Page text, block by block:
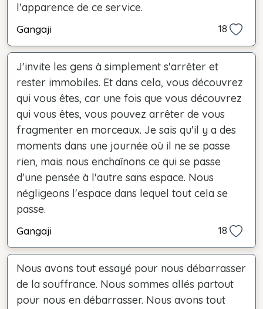
l'apparence de ce service.
Gangaji 18
J'invite les gens à simplement s'arrêter et
rester immobiles. Et dans cela, vous découvrez
qui vous êtes, car une fois que vous découvrez
qui vous êtes, vous pouvez arrêter de vous
fragmenter en morceaux. Je sais qu'il y a des
moments dans une journée où il ne se passe
rien, mais nous enchaînons ce qui se passe
d'une pensée à l'autre sans espace. Nous
négligeons l'espace dans lequel tout cela se
passe.
Gangaji 18
Nous avons tout essayé pour nous débarrasser
de la souffrance. Nous sommes allés partout
pour nous en débarrasser. Nous avons tout